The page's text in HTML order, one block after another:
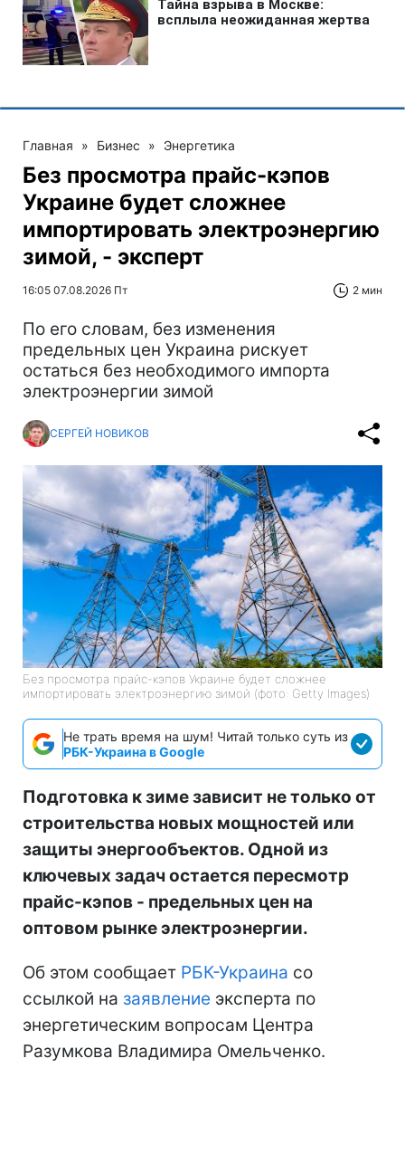
Главная » Бизнес » Энергетика
Без просмотра прайс-кэпов
Украине будет сложнее
импортировать электроэнергию
зимой, - эксперт
16:05 07.08.2026 Пт 2 мин
По его словам, без изменения
предельных цен Украина рискует
остаться без необходимого импорта
электроэнергии зимой
СЕРГЕЙ НОВИКОВ
Без просмотра прайс-кэпов Украине будет сложнее
импортировать электроэнергию зимой (фото: Getty Images)
Не трать время на шум! Читай только суть из
РБК-Украина в Google
Подготовка к зиме зависит не только от
строительства новых мощностей или
защиты энергообъектов. Одной из
ключевых задач остается пересмотр
прайс-кэпов - предельных цен на
оптовом рынке электроэнергии.
Об этом сообщает РБК-Украина со
ссылкой на заявление эксперта по
энергетическим вопросам Центра
Разумкова Владимира Омельченко.